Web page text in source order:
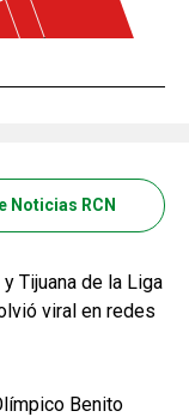
Noticias RCN
Tijuana de la Liga
viral en redes
Benito